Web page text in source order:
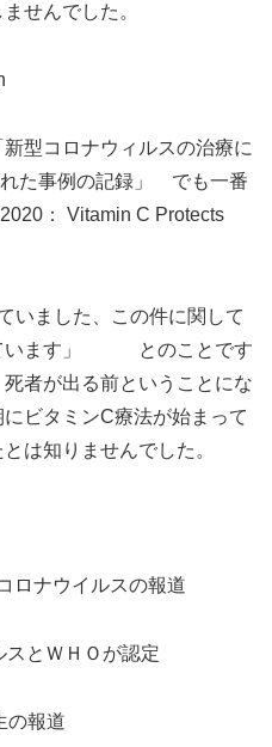
せんでした。
型コロナウィルスの治療に
た事例の記録」 でも一番
： Vitamin C Protects
いました、この件に関して
ています」 とのことです
者が出る前ということにな
ビタミンC療法が始まって
は知りませんでした。
ロナウイルスの報道
スとＷＨＯが認定
の報道